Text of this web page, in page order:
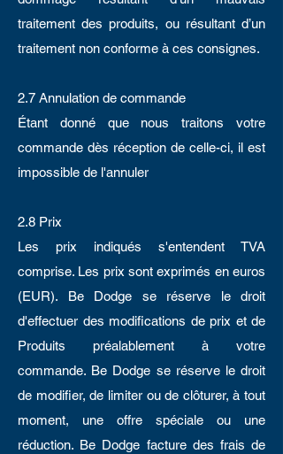
traitement des produits, ou résultant d’un
traitement non conforme à ces consignes.
2.7 Annulation de commande
Étant donné que nous traitons votre
commande dès réception de celle-ci, il est
impossible de l'annuler
2.8 Prix
Les prix indiqués s'entendent TVA
comprise. Les prix sont exprimés en euros
(EUR). Be Dodge se réserve le droit
d'effectuer des modifications de prix et de
Produits préalablement à votre
commande. Be Dodge se réserve le droit
de modifier, de limiter ou de clôturer, à tout
moment, une offre spéciale ou une
réduction. Be Dodge facture des frais de